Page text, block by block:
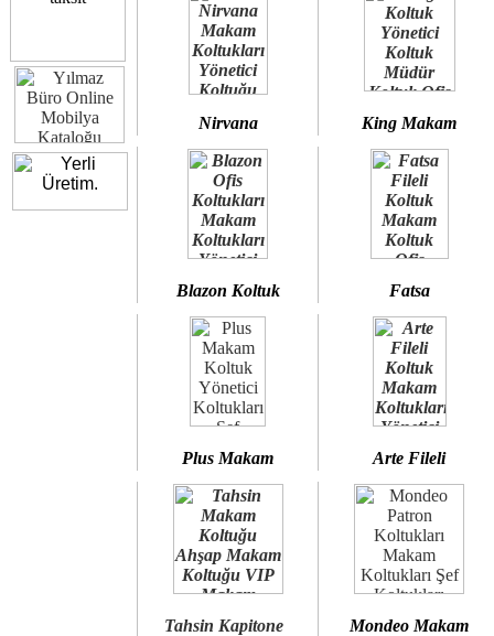
Nirvana King Makam
Blazon Koltuk Fatsa
Plus Makam Arte Fileli
Tahsin Kapitone Mondeo Makam